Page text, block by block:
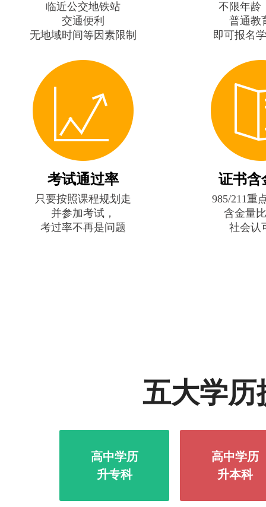
临近公交地铁站
交通便利
无地域时间等因素限制
不限年龄
普通教
即可报名
考试通过率
只要按照课程规划走
并参加考试，
考过率不再是问题
证书含
985/211重
含金量
社会认
五大学历
高中学历
升专科
高中学历
升本科